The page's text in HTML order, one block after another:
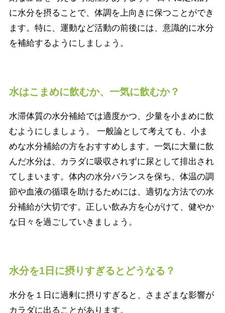
に水分を摂ることで、体調を上向きに保つことができ
ます。特に、運動など活動の前後には、意識的に水分
を補給するようにしましょう。
水はこまめに飲むか、一気に飲むか？
水滞体質の水分補給では適度かつ、少量を小まめに飲
むようにしましょう。 一般論として考えても、小ま
めな水分補給の方をおすすめします。一気に大量に飲
んだ水分は、カラダに吸収されずに尿として排出され
てしまいます。体内の水分バランスを保ち、体温の調
節や血液の循環を助けるためには、適切な方法での水
分補給が大切です。正しい飲み方を心がけて、健やか
な日々を過ごしていきましょう。
水分を1日に摂りすぎるとどうなる？
水分を１日に過剰に摂りすぎると、さまざまな影響が
カラダに出ることがあります。